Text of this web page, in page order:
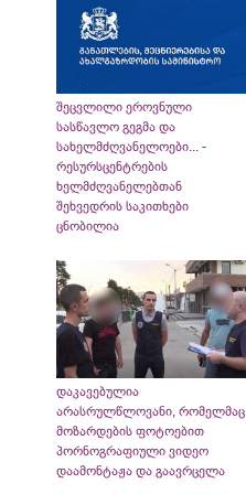
შეცვლილი ეროვნული
სასწავლო გეგმა და
სახელმძღვანელოები... -
რესურსცენტრების
ხელმძღვანელებთან
შეხვედრის საკითხები
ცნობილია
დაკავებულია
არასრულწლოვანი, რომელმაც
მოზარდების ფოტოებით
პორნოგრაფიული ვიდეო
დაამონტაჟა და გაავრცელა